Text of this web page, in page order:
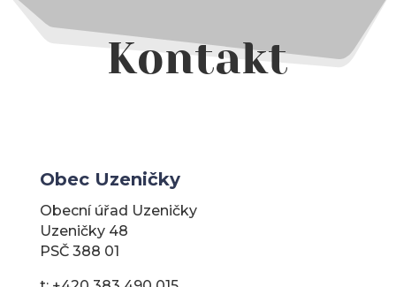
Kontakt
Obec Uzeničky
Obecní úřad Uzeničky
Uzeničky 48
PSČ 388 01